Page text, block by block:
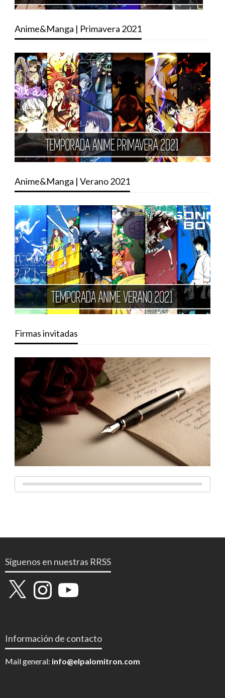
Anime&Manga | Primavera 2021
Anime&Manga | Verano 2021
Firmas invitadas
Síguenos en nuestras RRSS
X InstagramYouTube
Información de contacto
Mail general: info@elpalomitron.com